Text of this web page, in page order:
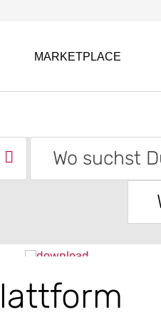
MARKETPLACE
Wo suchst